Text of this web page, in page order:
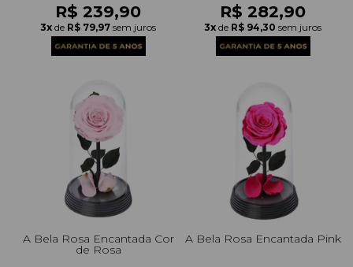
R$ 239,90
3x de R$ 79,97 sem juros
R$ 282,90
3x de R$ 94,30 sem juros
A Bela Rosa Encantada Cor
de Rosa
A Bela Rosa Encantada Pink